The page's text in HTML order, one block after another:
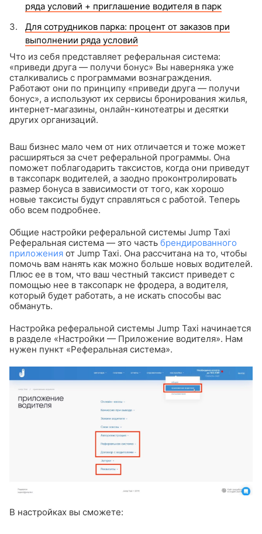
ряда условий + приглашение водителя в парк
Для сотрудников парка: процент от заказов при
выполнении ряда условий
Что из себя представляет реферальная система:
«приведи друга — получи бонус» Вы наверняка уже
сталкивались с программами вознаграждения.
Работают они по принципу «приведи друга — получи
бонус», а используют их сервисы бронирования жилья,
интернет-магазины, онлайн-кинотеатры и десятки
других организаций.
Ваш бизнес мало чем от них отличается и тоже может
расширяться за счет реферальной программы. Она
поможет поблагодарить таксистов, когда они приведут
в таксопарк водителей, а заодно проконтролировать
размер бонуса в зависимости от того, как хорошо
новые таксисты будут справляться с работой. Теперь
обо всем подробнее.
Общие настройки реферальной системы Jump Taxi
Реферальная система — это часть брендированного
приложения от Jump Taxi. Она рассчитана на то, чтобы
помочь вам нанять как можно больше новых водителей.
Плюс ее в том, что ваш честный таксист приведет с
помощью нее в таксопарк не фродера, а водителя,
который будет работать, а не искать способы вас
обмануть.
Настройка реферальной системы Jump Taxi начинается
в разделе «Настройки — Приложение водителя». Нам
нужен пункт «Реферальная система».
В настройках вы сможете: